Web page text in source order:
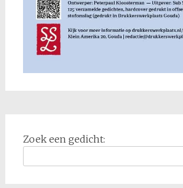
Zoek een gedicht: